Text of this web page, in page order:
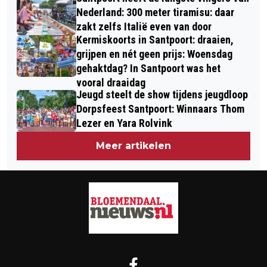
DE WILDE KANT VAN ZANDVOORT
Nederland: 300 meter tiramisu: daar
zakt zelfs Italië even van door
Kermiskoorts in Santpoort: draaien,
grijpen en nét geen prijs: Woensdag
gehaktdag? In Santpoort was het
vooral draaidag
Jeugd steelt de show tijdens jeugdloop
Dorpsfeest Santpoort: Winnaars Thom
Lezer en Yara Rolvink
Meer artikelen